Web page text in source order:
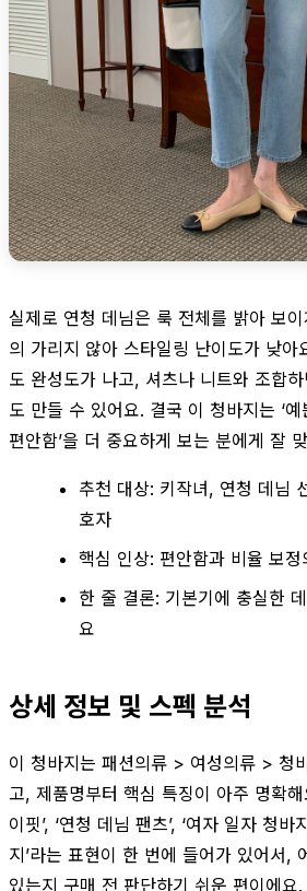
실제로 연청 데님은 룩 전체를 밝아 보
의 가리지 않아 스타일링 난이도가 낮아
도 완성도가 나고, 셔츠나 니트와 조합
도 만들 수 있어요. 결국 이 청바지는 ‘예
편안함’을 더 중요하게 보는 분에게 잘
추천 대상: 키작녀, 연청 데님
호자
핵심 인상: 편안함과 비율 보정
한 줄 결론: 기본기에 충실한
요
상세 정보 및 스펙 분석
이 청바지는 패션의류 > 여성의류 > 청
고, 제품명부터 핵심 특징이 아주 명확해
이핏’, ‘연청 데님 팬츠’, ‘여자 일자 청바
지’라는 표현이 한 번에 들어가 있어서,
있는지 구매 전 판단하기 쉬운 편이에요.